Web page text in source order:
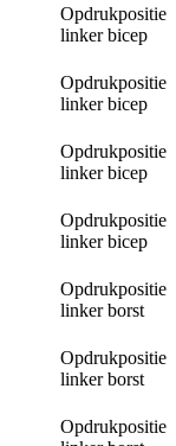
Opdrukpositie
linker bicep
Opdrukpositie
linker bicep
Opdrukpositie
linker bicep
Opdrukpositie
linker bicep
Opdrukpositie
linker borst
Opdrukpositie
linker borst
Opdrukpositie